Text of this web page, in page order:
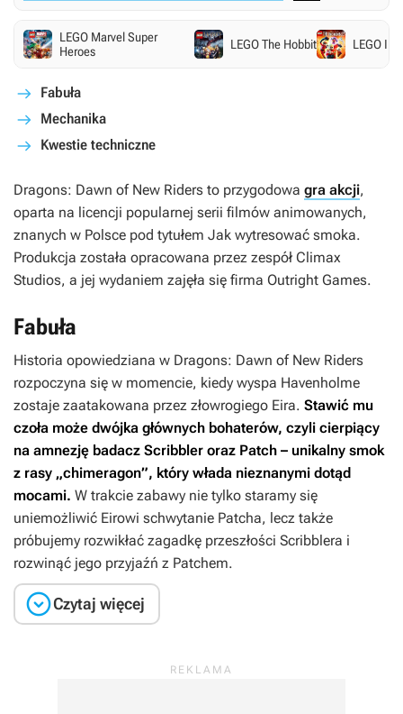
LEGO Marvel Super
Heroes
LEGO The Hobbit LEGO
Fabuła
Mechanika
Kwestie techniczne
Dragons: Dawn of New Riders to przygodowa gra akcji,
oparta na licencji popularnej serii filmów animowanych,
znanych w Polsce pod tytułem Jak wytresować smoka.
Produkcja została opracowana przez zespół Climax
Studios, a jej wydaniem zajęła się firma Outright Games.
Fabuła
Historia opowiedziana w Dragons: Dawn of New Riders
rozpoczyna się w momencie, kiedy wyspa Havenholme
zostaje zaatakowana przez złowrogiego Eira. Stawić mu
czoła może dwójka głównych bohaterów, czyli cierpiący
na amnezję badacz Scribbler oraz Patch – unikalny smok
z rasy „chimeragon”, który włada nieznanymi dotąd
mocami. W trakcie zabawy nie tylko staramy się
uniemożliwić Eirowi schwytanie Patcha, lecz także
próbujemy rozwikłać zagadkę przeszłości Scribblera i
rozwinąć jego przyjaźń z Patchem.
Czytaj więcej